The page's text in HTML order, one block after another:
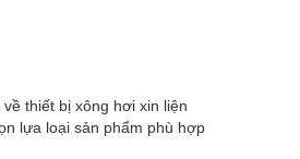
thiết bị xông hơi xin liện
lựa loại sản phẩm phù hợp